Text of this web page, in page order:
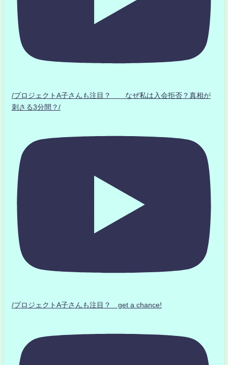
/プロジェクトA子さんも注目？ なぜ私は入会拒否？真相が
刺さる3分間？/
/プロジェクトA子さんも注目？ get a chance!